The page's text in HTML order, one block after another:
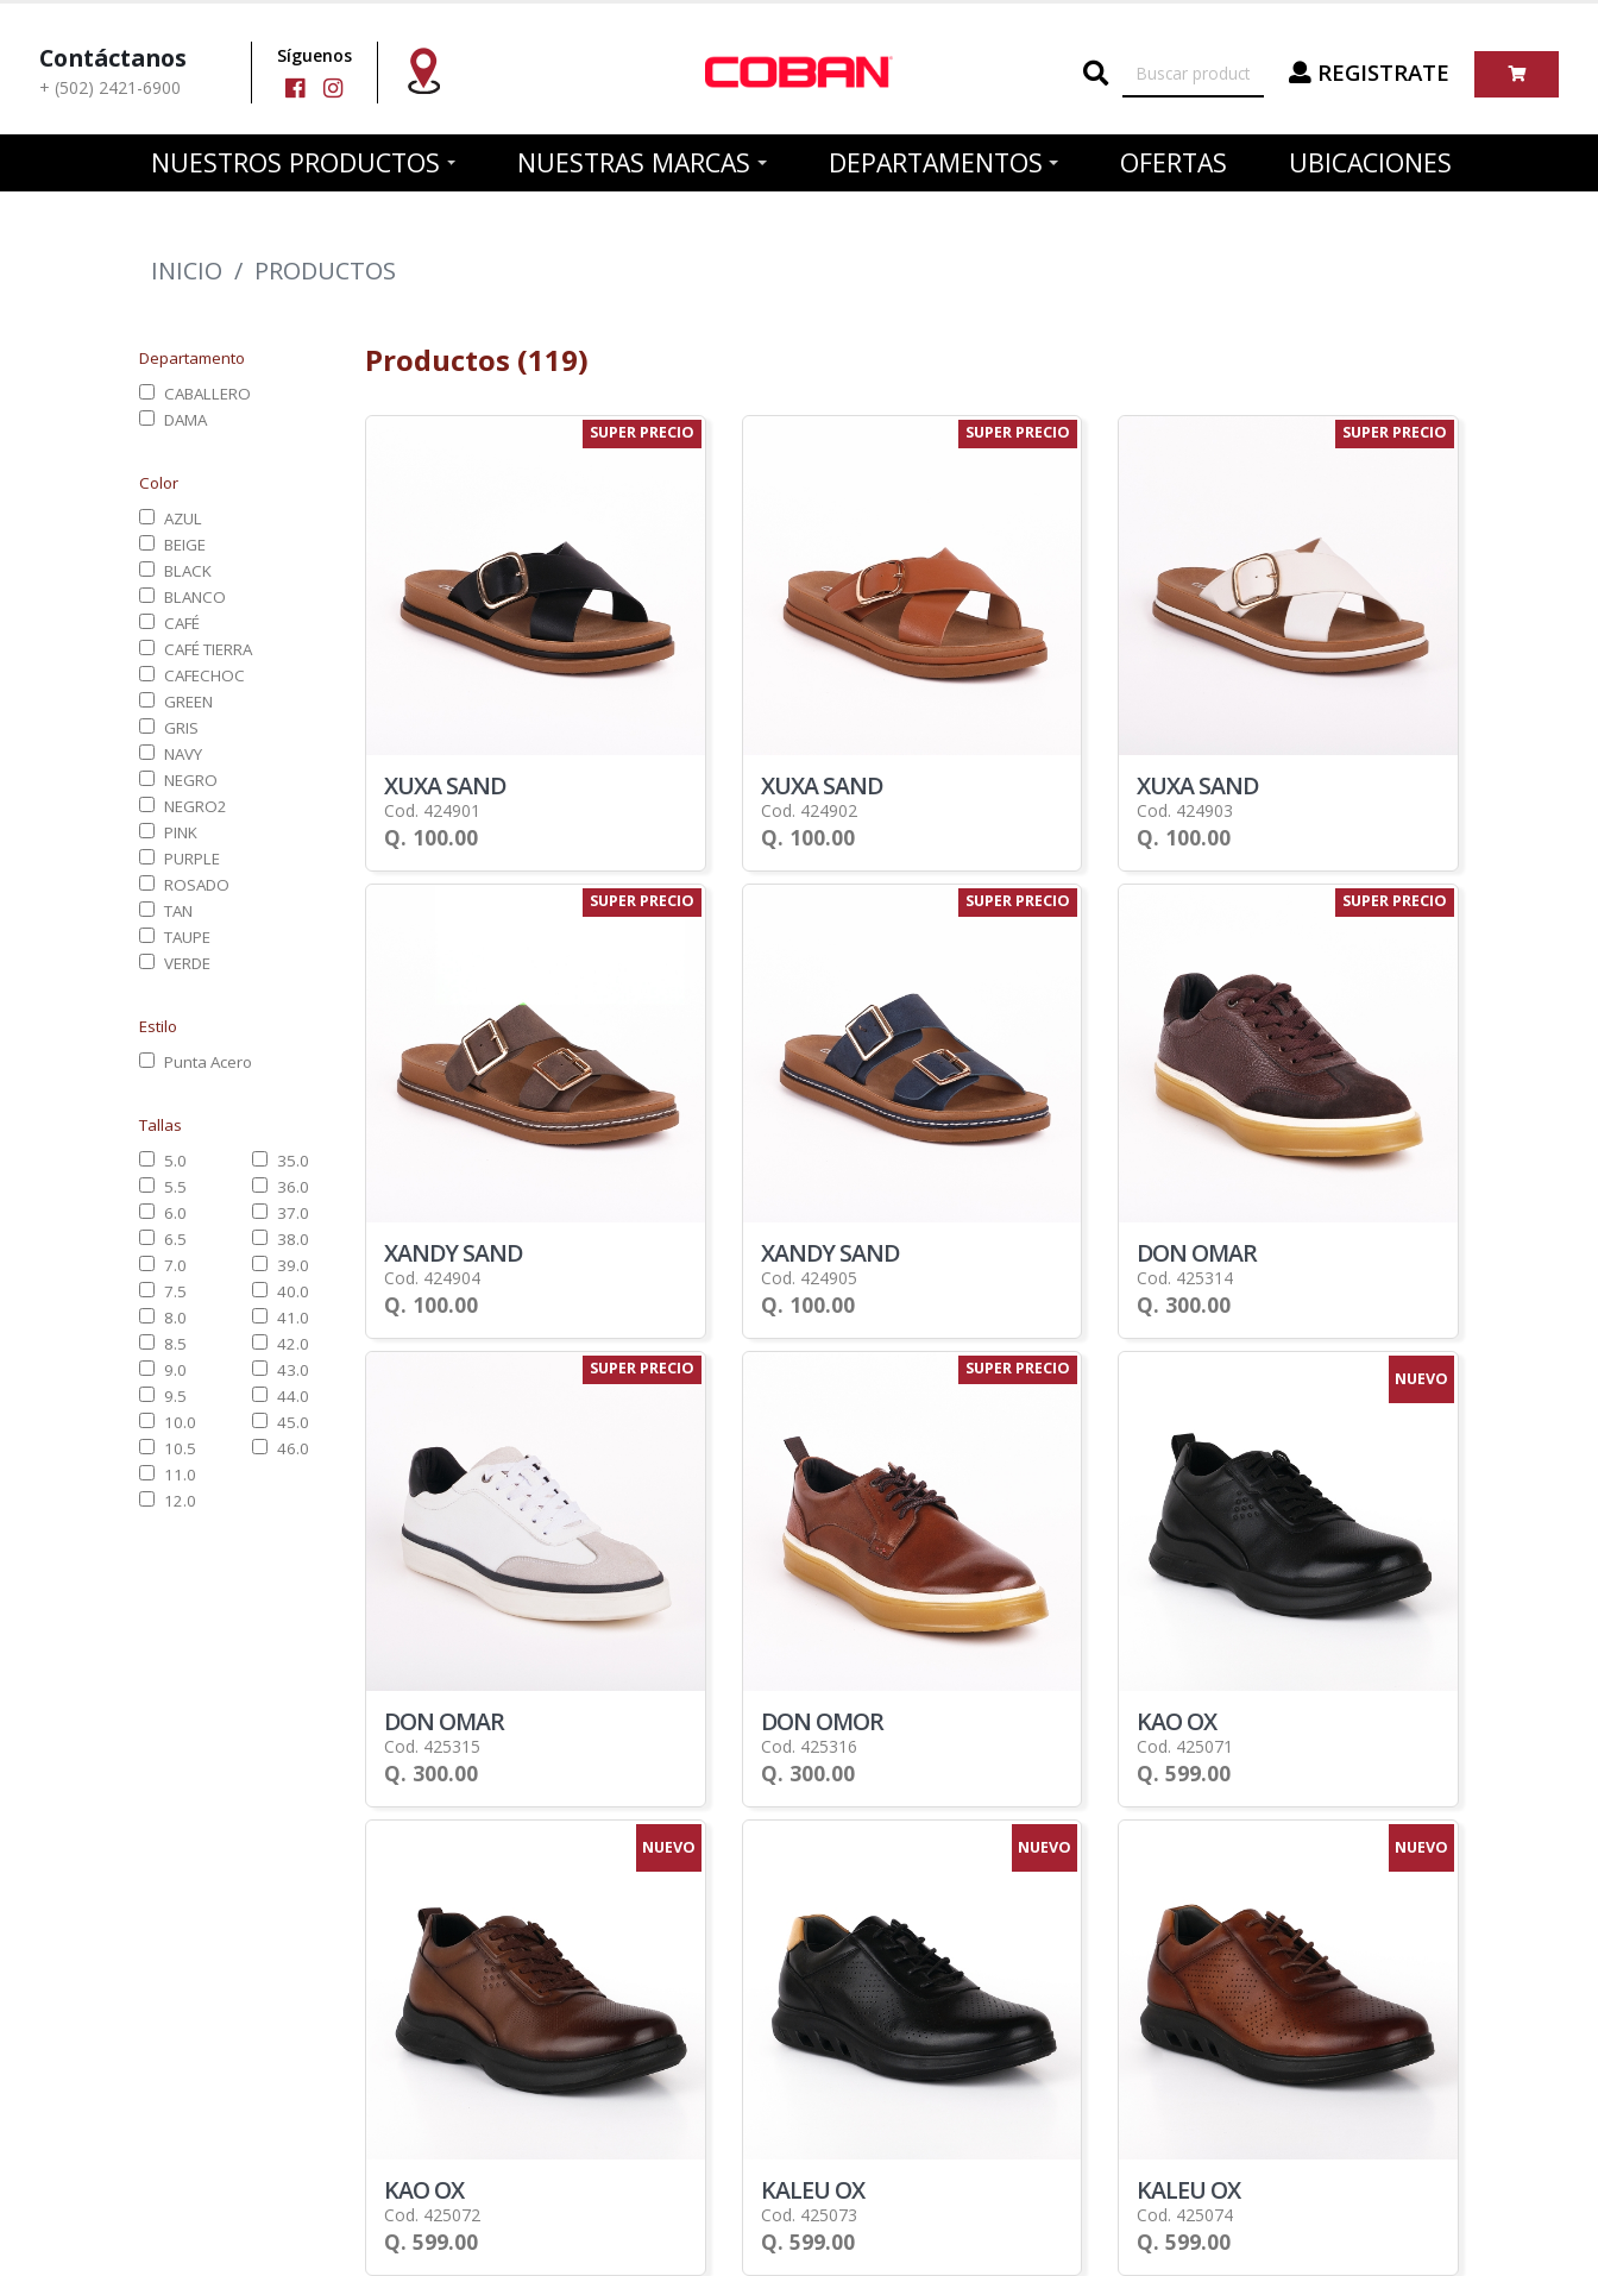
Contáctanos
+ (502) 2421-6900
Síguenos
REGISTRATE
NUESTROS PRODUCTOS NUESTRAS MARCAS DEPARTAMENTOS OFERTAS UBICACIONES
INICIO / PRODUCTOS
Departamento
CABALLERO
DAMA
Color
AZUL
BEIGE
BLACK
BLANCO
CAFÉ
CAFÉ TIERRA
CAFECHOC
GREEN
GRIS
NAVY
NEGRO
NEGRO2
PINK
PURPLE
ROSADO
TAN
TAUPE
VERDE
Estilo
Punta Acero
Tallas
5.0
5.5
6.0
6.5
7.0
7.5
8.0
8.5
9.0
9.5
10.0
10.5
11.0
12.0
35.0
36.0
37.0
38.0
39.0
40.0
41.0
42.0
43.0
44.0
45.0
46.0
Productos (119)
SUPER PRECIO
XUXA SAND
Cod. 424901
Q. 100.00
SUPER PRECIO
XUXA SAND
Cod. 424902
Q. 100.00
SUPER PRECIO
XUXA SAND
Cod. 424903
Q. 100.00
SUPER PRECIO
XANDY SAND
Cod. 424904
Q. 100.00
SUPER PRECIO
XANDY SAND
Cod. 424905
Q. 100.00
SUPER PRECIO
DON OMAR
Cod. 425314
Q. 300.00
SUPER PRECIO
DON OMAR
Cod. 425315
Q. 300.00
SUPER PRECIO
DON OMOR
Cod. 425316
Q. 300.00
NUEVO
KAO OX
Cod. 425071
Q. 599.00
NUEVO
KAO OX
Cod. 425072
Q. 599.00
NUEVO
KALEU OX
Cod. 425073
Q. 599.00
NUEVO
KALEU OX
Cod. 425074
Q. 599.00